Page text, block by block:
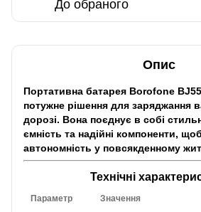
До обраного
Опис
Портативна батарея Borofone
потужне рішення для заряджання
дорозі. Вона поєднує в собі
ємність та надійні компоненти,
автономність у повсякденному
Технічні
Параметр Значення